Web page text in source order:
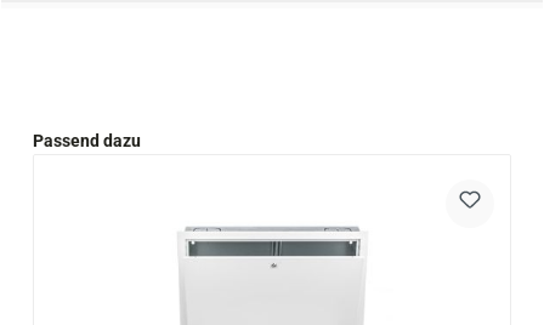
Produktgalerie überspringen
Passend dazu